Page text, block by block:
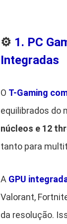
⚙️ 1. PC
Integradas
O T-Gaming
equilibrados do
núcleos e 12
tanto para
A GPU
Valorant,
da resolução.